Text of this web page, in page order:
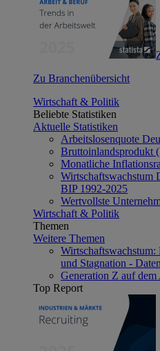
Zu Branchenübersicht
Wirtschaft & Politik
Beliebte Statistiken
Aktuelle Statistiken
Arbeitslosenquote
Bruttoinlandsprodukt
Monatliche
Wirtschaftswachstum
BIP 1992-2025
Wertvollste
Wirtschaft & Politik
Themen
Weitere Themen
Wirtschaftswachstum:
und Stagnation -
Generation Z auf
Top Report